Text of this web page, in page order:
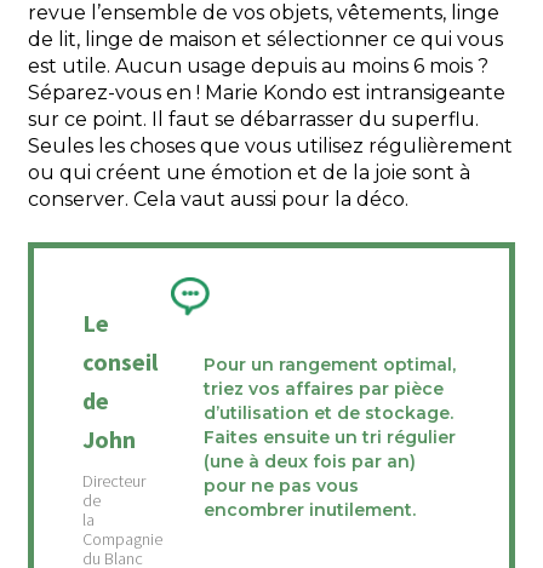
revue l’ensemble de vos objets, vêtements, linge
de lit, linge de maison et sélectionner ce qui vous
est utile. Aucun usage depuis au moins 6 mois ?
Séparez-vous en ! Marie Kondo est intransigeante
sur ce point. Il faut se débarrasser du superflu.
Seules les choses que vous utilisez régulièrement
ou qui créent une émotion et de la joie sont à
conserver. Cela vaut aussi pour la déco.
Le
conseil
de
John
Pour un rangement optimal,
triez vos affaires par pièce
d’utilisation et de stockage.
Faites ensuite un tri régulier
(une à deux fois par an)
pour ne pas vous
encombrer inutilement.